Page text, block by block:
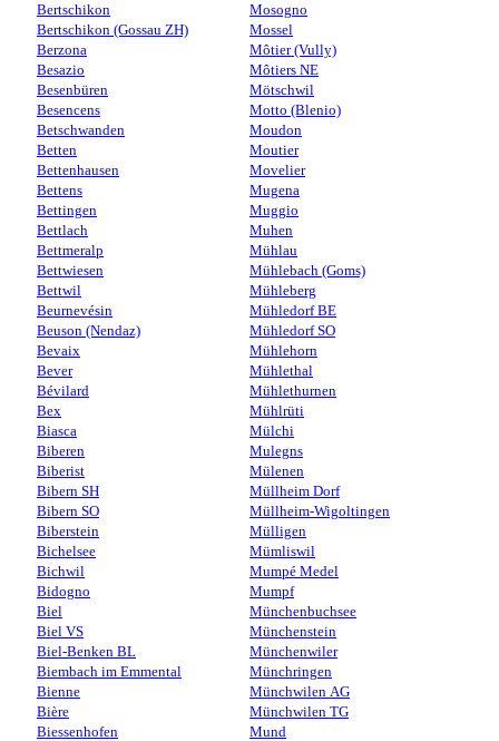
Bertschikon
Bertschikon (Gossau ZH)
Berzona
Besazio
Besenbüren
Besencens
Betschwanden
Betten
Bettenhausen
Bettens
Bettingen
Bettlach
Bettmeralp
Bettwiesen
Bettwil
Beurnevésin
Beuson (Nendaz)
Bevaix
Bever
Bévilard
Bex
Biasca
Biberen
Biberist
Bibern SH
Bibern SO
Biberstein
Bichelsee
Bichwil
Bidogno
Biel
Biel VS
Biel-Benken BL
Biembach im Emmental
Bienne
Bière
Biessenhofen
Mosogno
Mossel
Môtier (Vully)
Môtiers NE
Mötschwil
Motto (Blenio)
Moudon
Moutier
Movelier
Mugena
Muggio
Muhen
Mühlau
Mühlebach (Goms)
Mühleberg
Mühledorf BE
Mühledorf SO
Mühlehorn
Mühlethal
Mühlethurnen
Mühlrüti
Mülchi
Mulegns
Mülenen
Müllheim Dorf
Müllheim-Wigoltingen
Mülligen
Mümliswil
Mumpé Medel
Mumpf
Münchenbuchsee
Münchenstein
Münchenwiler
Münchringen
Münchwilen AG
Münchwilen TG
Mund